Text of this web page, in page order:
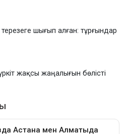
шығып алған: тұрғындар
жақсы жаңалығын бөлісті